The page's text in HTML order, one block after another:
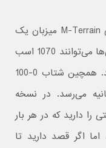
هر کدام از چرخ‌های دانگ فنگ منگشی M-Terrain میزبان یک
موتور الکتریکی مجزا است که مجموع آن‌ها می‌توانند 1070 اسب
بخار قدرت را در اختیار راننده قرار دهند. همچین شتاب 0-100
غول چینی به کمتر از 4.2 ثانیه می‌رسد. در نسخه
کیلو وات ساعتی را دارید که در هر بار
می‌آورند اما اگر قصد دارید تا